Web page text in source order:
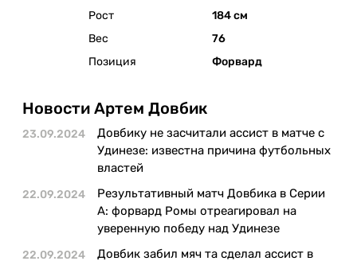
Рост
184 см
Вес
76
Позиция
Форвард
Новости Артем Довбик
23.09.2024
Довбику не засчитали ассист в матче с
Удинезе: известна причина футбольных
властей
22.09.2024
Результативный матч Довбика в Серии
А: форвард Ромы отреагировал на
уверенную победу над Удинезе
22.09.2024
Довбик забил мяч та сделал ассист в